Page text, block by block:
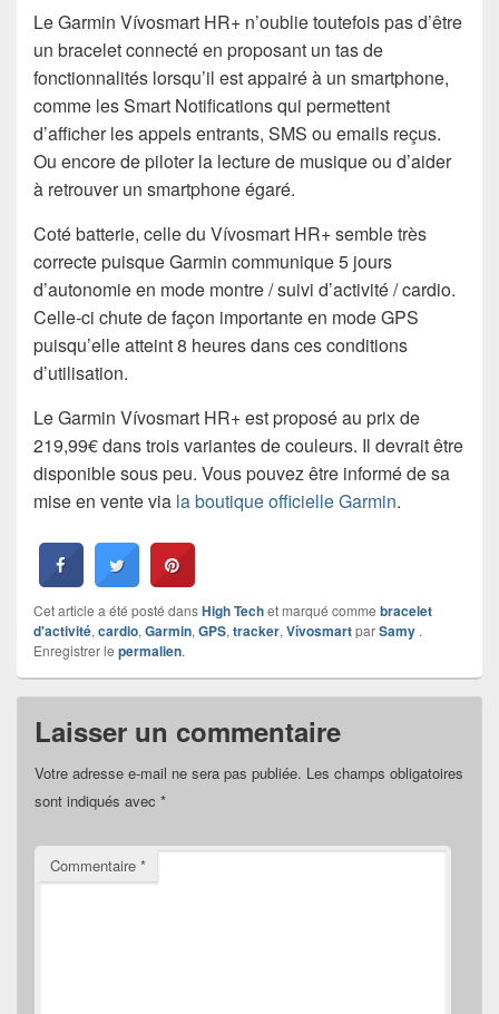
Le Garmin Vívosmart HR+ n’oublie toutefois pas d’être
un bracelet connecté en proposant un tas de
fonctionnalités lorsqu’il est appairé à un smartphone,
comme les Smart Notifications qui permettent
d’afficher les appels entrants, SMS ou emails reçus.
Ou encore de piloter la lecture de musique ou d’aider
à retrouver un smartphone égaré.
Coté batterie, celle du Vívosmart HR+ semble très
correcte puisque Garmin communique 5 jours
d’autonomie en mode montre / suivi d’activité / cardio.
Celle-ci chute de façon importante en mode GPS
puisqu’elle atteint 8 heures dans ces conditions
d’utilisation.
Le Garmin Vívosmart HR+ est proposé au prix de
219,99€ dans trois variantes de couleurs. Il devrait être
disponible sous peu. Vous pouvez être informé de sa
mise en vente via la boutique officielle Garmin.
Cet article a été posté dansHigh Techet marqué comme bracelet
d'activité, cardio, Garmin, GPS, tracker, VívosmartparSamy .
Enregistrer le permalien.
Laisser un commentaire
Votre adresse e-mail ne sera pas publiée. Les champs obligatoires
sont indiqués avec *
Commentaire *